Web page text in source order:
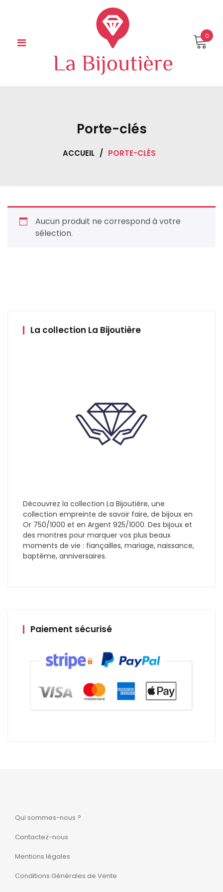
0
Porte-clés
ACCUEIL / PORTE-CLÉS
Aucun produit ne correspond à votre
sélection.
La collection La Bijoutière
Découvrez la collection La Bijoutière, une
collection empreinte de savoir faire, de bijoux en
Or 750/1000 et en Argent 925/1000. Des bijoux et
des montres pour marquer vos plus beaux
moments de vie : fiançailles, mariage, naissance,
baptême, anniversaires.
Paiement sécurisé
Qui sommes-nous ?
Contactez-nous
Mentions légales
Conditions Générales de Vente